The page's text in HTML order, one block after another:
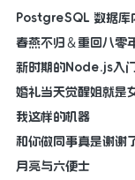
PostgreSQL 数据库
春燕不归＆重回八零
新时期的Node.js入
婚礼当天觉醒姐就是
我这样的机器
和你做同事真是谢谢
月亮与六便士